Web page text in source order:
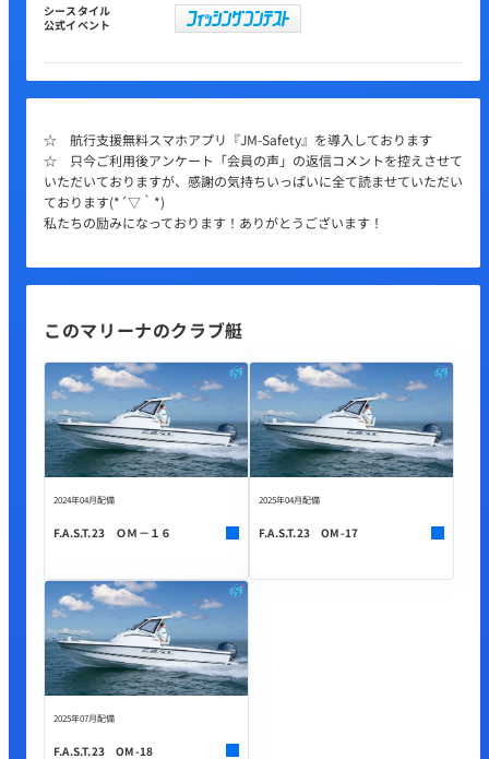
シースタイル
公式イベント
☆ 航行支援無料スマホアプリ『JM-Safety』を導入しております
☆ 只今ご利用後アンケート「会員の声」の返信コメントを控えさせて
いただいておりますが、感謝の気持ちいっぱいに全て読ませていただい
ております(*´▽｀*)
私たちの励みになっております！ありがとうございます！
このマリーナのクラブ艇
2024年04月配備
F.A.S.T.23 ＯＭ－１６
2025年04月配備
F.A.S.T.23 OM-17
2025年07月配備
F.A.S.T.23 OM-18